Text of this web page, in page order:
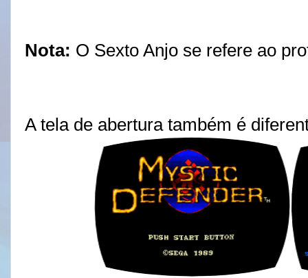
Nota: O Sexto Anjo se refere ao
A tela de abertura também é